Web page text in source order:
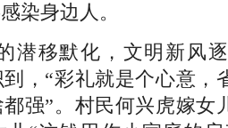
染身边人。
潜移默化，文明新风
，“彩礼就是个心意，
强”。村民何兴虎嫁女